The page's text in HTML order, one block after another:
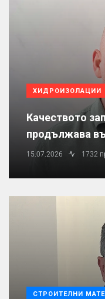
ХИДРОИЗОЛАЦИИ
Качеството
продължава
15.07.2026 1732
СТРОИТЕЛНИ